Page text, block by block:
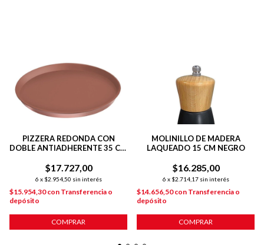
PIZZERA REDONDA CON
DOBLE ANTIADHERENTE 35 CM
$17.727,00
6 x $2.954,50 sin interés
$15.954,30con Transferencia o
depósito
COMPRAR
MOLINILLO DE MADERA
LAQUEADO 15 CM NEGRO
$16.285,00
6 x $2.714,17 sin interés
$14.656,50con Transferencia o
depósito
COMPRAR